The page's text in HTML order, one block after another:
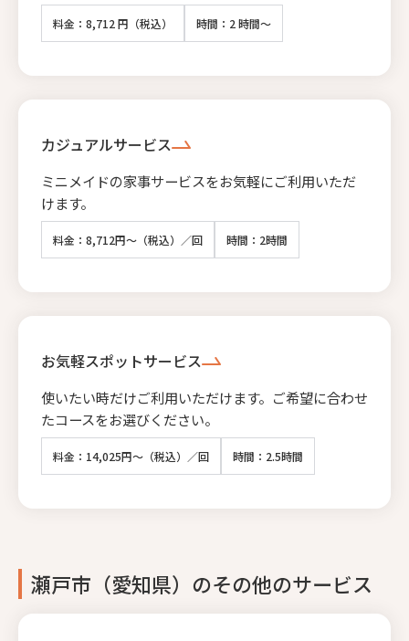
料金：8,712 円（税込） 時間：2 時間～
カジュアルサービス
ミニメイドの家事サービスをお気軽にご利用いただ
けます。
料金：8,712円～（税込）／回 時間：2時間
お気軽スポットサービス
使いたい時だけご利用いただけます。ご希望に合わせ
たコースをお選びください。
料金：14,025円～（税込）／回 時間：2.5時間
瀬戸市（愛知県）のその他のサービス